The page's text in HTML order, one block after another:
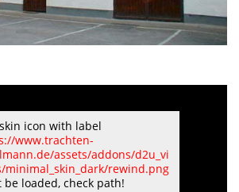
icon with label
www.trachten-
assets/addons/d2u_vi
minimal_skin_dark/rewind.png
be loaded, check path!